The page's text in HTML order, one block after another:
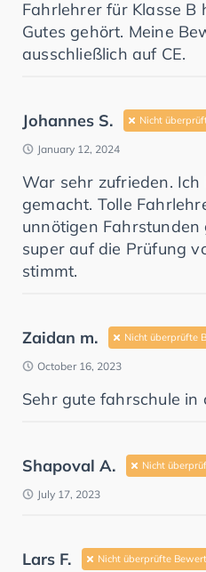
Fahrlehrer für Klasse B
Gutes gehört. Meine
ausschließlich auf CE.
Johannes S. Nicht
January 12, 2024
War sehr zufrieden. Ich
gemacht. Tolle
unnötigen
super auf die Prüfung
stimmt.
Zaidan m. Nicht überprüfte
October 16, 2023
Sehr gute fahrschule in
Shapoval A. Nicht
July 17, 2023
Lars F. Nicht überprüfte